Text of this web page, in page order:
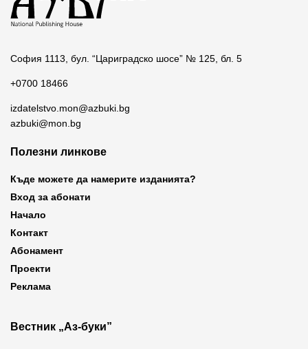
София 1113, бул. “Цариградско шосе” № 125, бл. 5
+0700 18466
izdatelstvo.mon@azbuki.bg
azbuki@mon.bg
Полезни линкове
Къде можете да намерите изданията?
Вход за абонати
Начало
Контакт
Абонамент
Проекти
Реклама
Вестник „Аз-буки”